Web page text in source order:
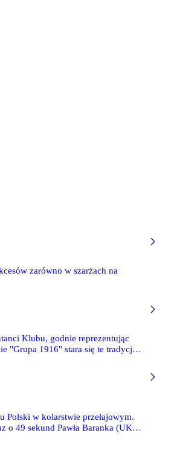
zarówno w szarżach na
Klubu, godnie reprezentując
"Grupa 1916" stara się te tradycje
Polski w kolarstwie przełajowym.
o 49 sekund Pawła Baranka (UKS